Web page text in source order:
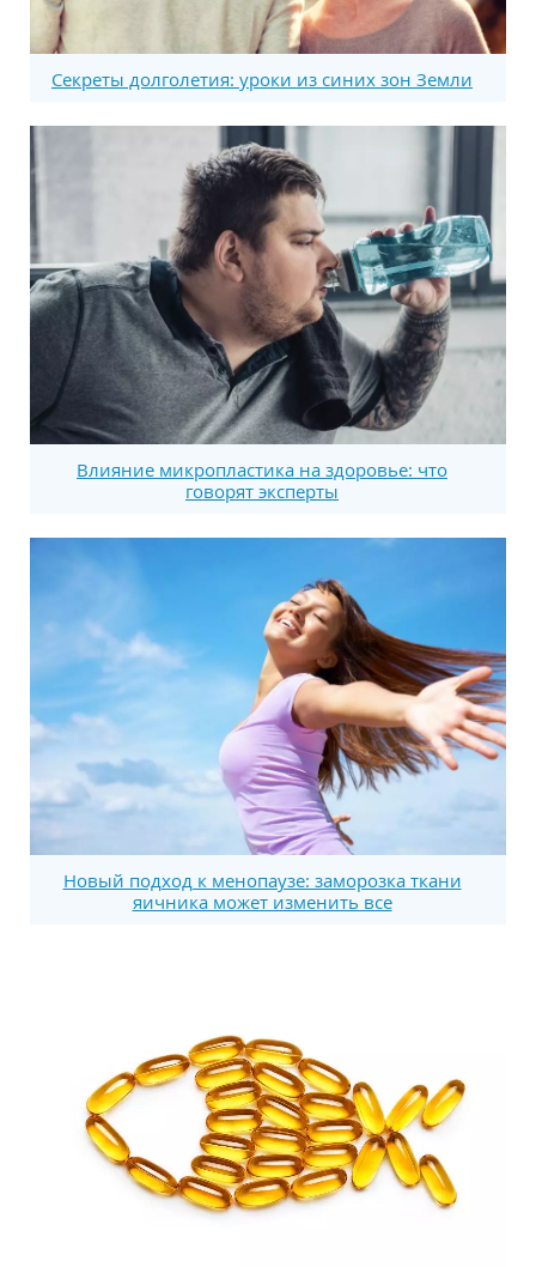
Секреты долголетия: уроки из синих зон Земли
Влияние микропластика на здоровье: что
говорят эксперты
Новый подход к менопаузе: заморозка ткани
яичника может изменить все